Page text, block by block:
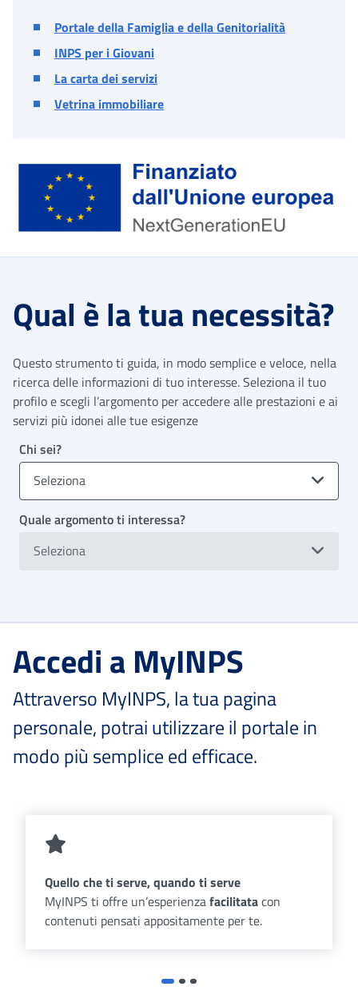
Portale della Famiglia e della Genitorialità
INPS per i Giovani
La carta dei servizi
Vetrina immobiliare
Qual è la tua necessità?
Questo strumento ti guida, in modo semplice e veloce, nella
ricerca delle informazioni di tuo interesse. Seleziona il tuo
profilo e scegli l’argomento per accedere alle prestazioni e ai
servizi più idonei alle tue esigenze
Chi sei?
Seleziona
Quale argomento ti interessa?
Seleziona
Accedi a MyINPS
Attraverso MyINPS, la tua pagina
personale, potrai utilizzare il portale in
modo più semplice ed efficace.
Quello che ti serve, quando ti serve
MyINPS ti offre un’esperienzafacilitatacon
contenuti pensati appositamente per te.